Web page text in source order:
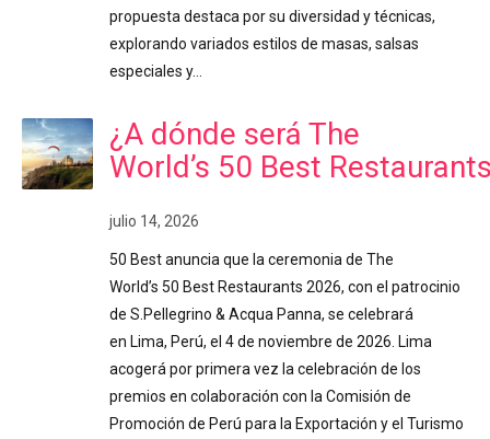
propuesta destaca por su diversidad y técnicas,
explorando variados estilos de masas, salsas
especiales y…
¿A dónde será The
World’s 50 Best
julio 14, 2026
50 Best anuncia que la ceremonia de The
World’s 50 Best Restaurants 2026, con el patrocinio
de S.Pellegrino & Acqua Panna, se celebrará
en Lima, Perú, el 4 de noviembre de 2026. Lima
acogerá por primera vez la celebración de los
premios en colaboración con la Comisión de
Promoción de Perú para la Exportación y el Turismo